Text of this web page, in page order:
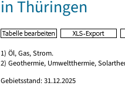
in Thüringen
1) Öl, Gas, Strom.
2) Geothermie, Umweltthermie,
Gebietsstand: 31.12.2025